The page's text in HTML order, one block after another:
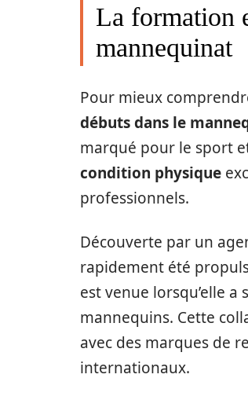
La formation
mannequinat
Pour mieux
débuts dans le
marqué pour le sport
condition physique
professionnels.
Découverte par un
rapidement été
est venue lorsqu’elle a
mannequins. Cette
avec des marques de
internationaux.